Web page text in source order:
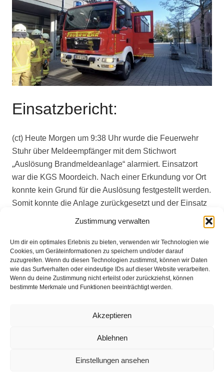
Zustimmung verwalten
Um dir ein optimales Erlebnis zu bieten, verwenden wir Technologien wie
Cookies, um Geräteinformationen zu speichern und/oder darauf
zuzugreifen. Wenn du diesen Technologien zustimmst, können wir Daten
wie das Surfverhalten oder eindeutige IDs auf dieser Website verarbeiten.
Wenn du deine Zustimmung nicht erteilst oder zurückziehst, können
bestimmte Merkmale und Funktionen beeinträchtigt werden.
Akzeptieren
Ablehnen
Einstellungen ansehen
Einsatzbericht:
(ct) Heute Morgen um 9:38 Uhr wurde die Feuerwehr
Stuhr über Meldeempfänger mit dem Stichwort
„Auslösung Brandmeldeanlage“ alarmiert. Einsatzort
war die KGS Moordeich. Nach einer Erkundung vor Ort
konnte kein Grund für die Auslösung festgestellt werden.
Somit konnte die Anlage zurückgesetzt und der Einsatz
Datenschutz